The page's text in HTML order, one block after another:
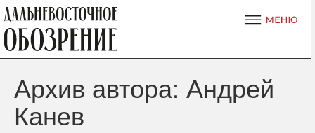
Архив автора: Андрей
Канев